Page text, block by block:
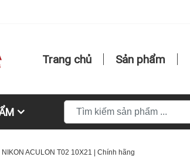
Trang chủ Sản phẩm
NIKON ACULON T02 10X21 | Chính hãng